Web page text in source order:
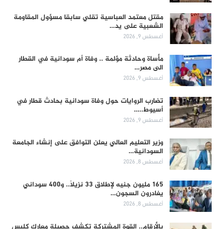
مقتل معتمد العباسية تقلي سابقا مسؤول المقاومة
الشعبية على يد…
أغسطس 9, 2026
مأساة وحادثة مؤلمة .. وفاة أم سودانية في القطار
الى مصر…
أغسطس 9, 2026
تضارب الروايات حول وفاة سودانية بحادث قطار في
أسيوط..…
أغسطس 9, 2026
وزير التعليم العالي يعلن التوافق على إنشاء الجامعة
السودانية…
أغسطس 8, 2026
165 مليون جنيه لإطلاق 33 نزيلاً.. و400 سوداني
يغادرون السجون…
أغسطس 8, 2026
بالأرقام.. القوة المشتركة تكشف حصيلة معارك كلبس